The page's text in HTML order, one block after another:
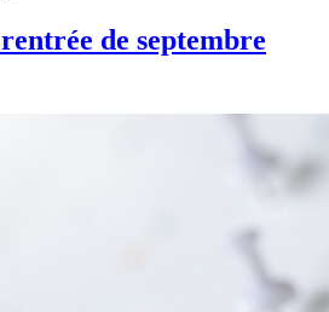
de septembre